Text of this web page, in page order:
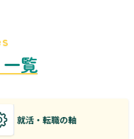
覧
就活・転職の軸